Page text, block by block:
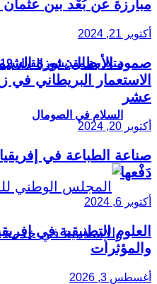
السلام في الصومال
مبارزة عن بُعْد بين
أكتوبر 21, 2024
صمود الأبطال: ثورة
الاستعمار البريطاني في
عشر
أكتوبر 20, 2024
صناعة الطباعة في
دَفْعها
أكتوبر 6, 2024
العلوم التطبيقية في
والمؤثرات
أغسطس 3, 2026